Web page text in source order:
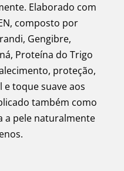
Elaborado com
composto por
Gengibre,
Proteína do Trigo
proteção,
toque suave aos
também como
a pele naturalmente